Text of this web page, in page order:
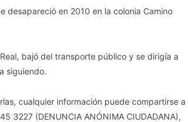
desapareció en 2010 en la colonia Camino
bajó del transporte público y se dirigía a
siguiendo.
cualquier información puede compartirse a
3227 (DENUNCIA ANÓNIMA CIUDADANA),